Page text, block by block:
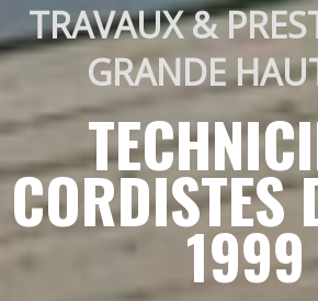
TRAVAUX &
GRANDE
CORDISTES
1999